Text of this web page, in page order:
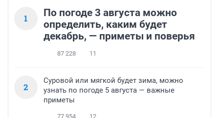
1
По погоде 3 августа можно
определить, каким будет
декабрь, — приметы и поверья
87 228 11
2
Суровой или мягкой будет зима, можно
узнать по погоде 5 августа — важные
приметы
77 954 12